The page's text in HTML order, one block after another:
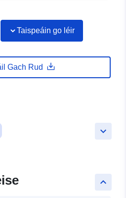
Taispeáin go léir
Gach Rud
keyboard_arrow_down
keyboard_arrow_up